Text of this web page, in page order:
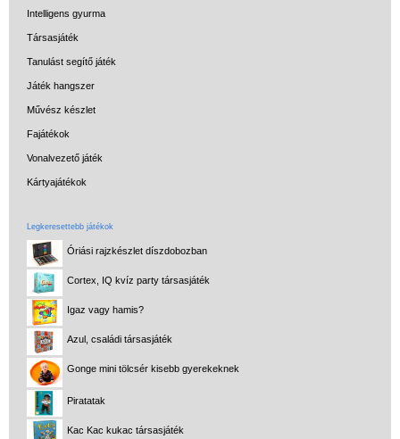
Intelligens gyurma
Társasjáték
Tanulást segítő játék
Játék hangszer
Művész készlet
Fajátékok
Vonalvezető játék
Kártyajátékok
Legkeresettebb játékok
Óriási rajzkészlet díszdobozban
Cortex, IQ kvíz party társasjáték
Igaz vagy hamis?
Azul, családi társasjáték
Gonge mini tölcsér kisebb gyerekeknek
Piratatak
Kac Kac kukac társasjáték